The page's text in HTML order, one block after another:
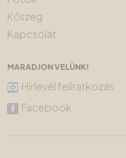
Kőszeg
Kapcsolat
MARADJON VELÜNK!
Hírlevél feliratkozás
Facebook